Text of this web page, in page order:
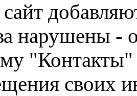
нарушены -
"Контакты"
своих